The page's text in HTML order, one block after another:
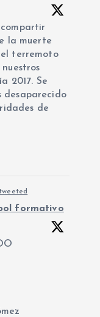
la muerte
terremoto
2017. Se
desaparecido
de
formativo